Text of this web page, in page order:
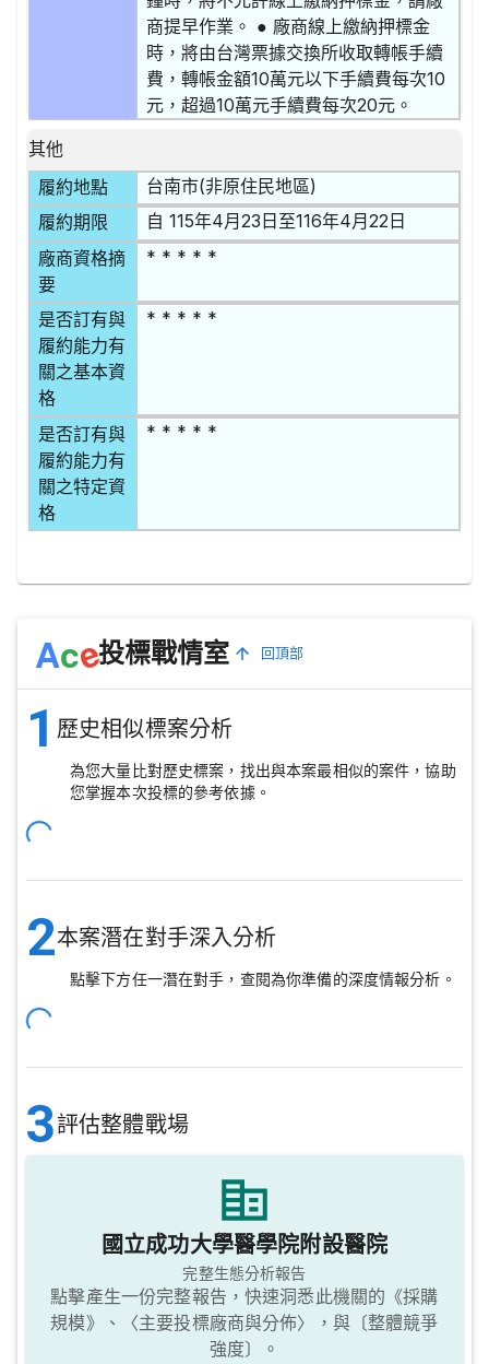
商提早作業。 ● 廠商線上繳納押標金
時，將由台灣票據交換所收取轉帳手續
費，轉帳金額10萬元以下手續費每次10
元，超過10萬元手續費每次20元。
其他
履約地點
台南市(非原住民地區)
履約期限 自 115年4月23日至116年4月22日
廠商資格摘
要
* * * * *
是否訂有與
履約能力有
關之基本資
格
* * * * *
是否訂有與
履約能力有
關之特定資
格
* * * * *
Ace投標戰情室 回頂部
1 歷史相似標案分析
為您大量比對歷史標案，找出與本案最相似的案件，協助
您掌握本次投標的參考依據。
2本案潛在對手深入分析
點擊下方任一潛在對手，查閱為你準備的深度情報分析。
3評估整體戰場
國立成功大學醫學院附設醫院
完整生態分析報告
點擊產生一份完整報告，快速洞悉此機關的《採購
規模》、〈主要投標廠商與分佈〉，與〔整體競爭
強度〕。